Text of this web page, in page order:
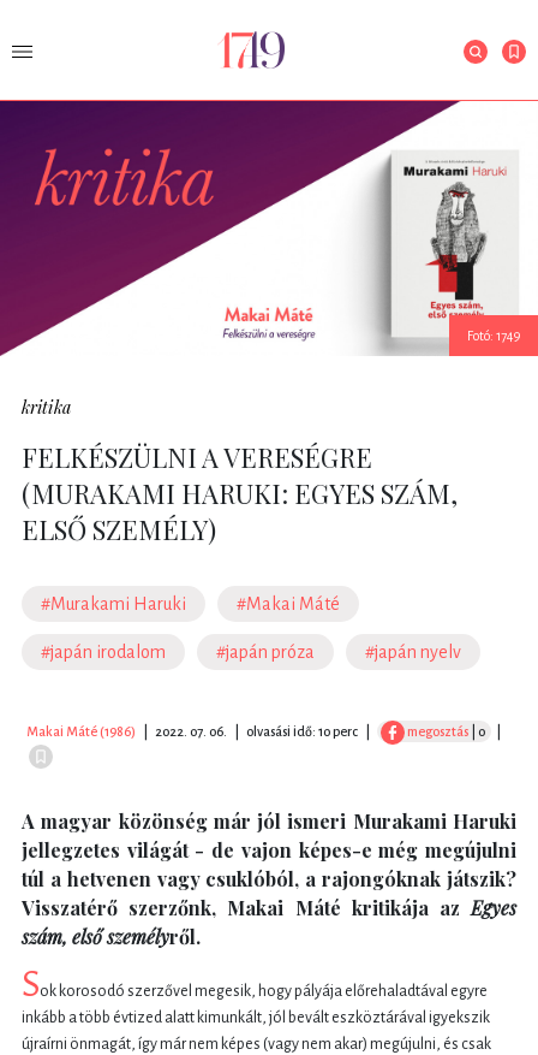
Fotó: 1749
kritika
FELKÉSZÜLNI A VERESÉGRE
(MURAKAMI HARUKI: EGYES SZÁM,
ELSŐ SZEMÉLY)
#Murakami Haruki #Makai Máté
#japán irodalom #japán próza #japán nyelv
Makai Máté (1986) 2022. 07. 06. olvasási idő: 10 perc megosztás | 0
A magyar közönség már jól ismeri Murakami Haruki
jellegzetes világát - de vajon képes-e még megújulni
túl a hetvenen vagy csuklóból, a rajongóknak játszik?
Visszatérő szerzőnk, Makai Máté kritikája az Egyes
szám, első személyről.
Sok korosodó szerzővel megesik, hogy pályája előrehaladtával egyre
inkább a több évtized alatt kimunkált, jól bevált eszköztárával igyekszik
újraírni önmagát, így már nem képes (vagy nem akar) megújulni, és csak